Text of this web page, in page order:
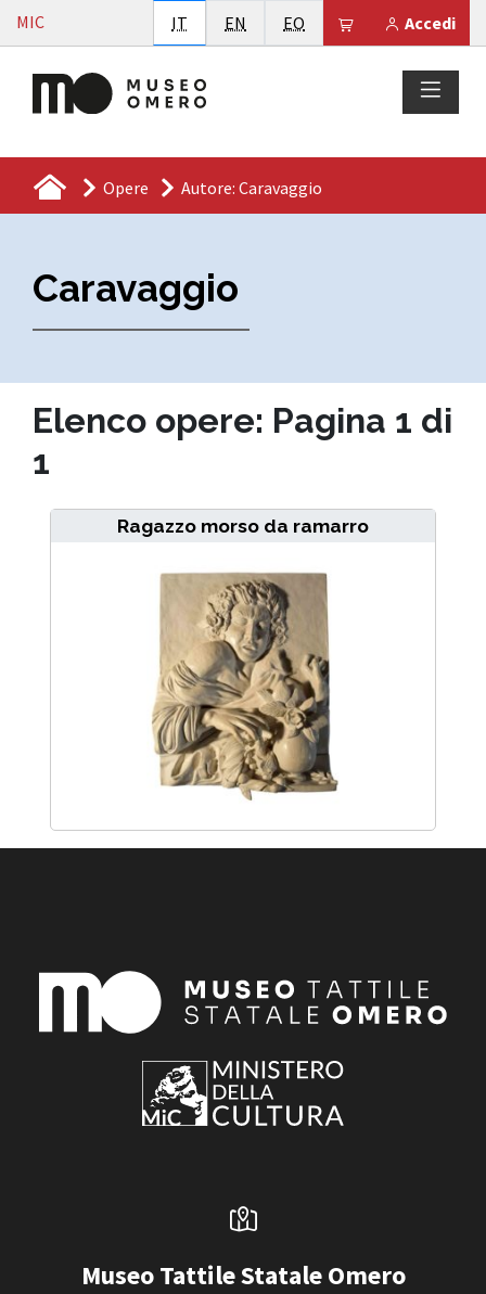
Vai al contenuto
MIC Accedi
Il tuo carrello è
IT Italiano
EN English
EO Esperanto
Opere Autore: Caravaggio
Caravaggio
Elenco opere: Pagina 1 di
1
Ragazzo morso da ramarro
Museo Tattile Statale Omero